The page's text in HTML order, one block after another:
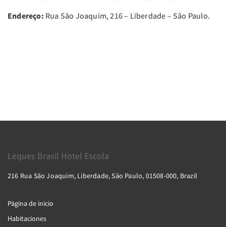
Endereço: Rua São Joaquim, 216 – Liberdade – São Paulo.
Leques Brasil Hotel Escola
216 Rua São Joaquim, Liberdade, São Paulo, 01508-000, Brazil
Página de inicio
Habitaciones